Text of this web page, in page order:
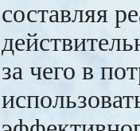
составляя
за чего в